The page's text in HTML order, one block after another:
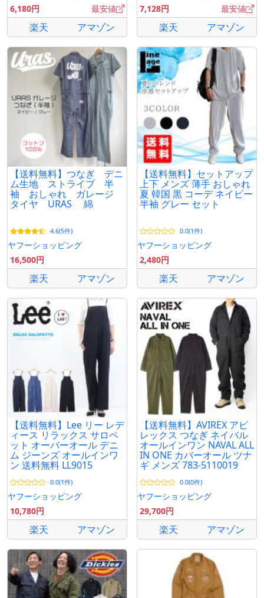
6,180円
最安値
楽天 アマゾン
7,128円
最安値
楽天 アマゾン
【送料無料】つなぎ デニ
ム生地 ストライプ 半
袖 おしゃれ ガレージ
タイヤ URAS 綿
4.6(5件)
ヤフーショッピング
16,500円
楽天 アマゾン
【送料無料】セットアップ
上下 メンズ 薄手 おしゃれ
夏 韓国 黒 コーデ ネイビー
半袖 グレー セット
0.0(1件)
ヤフーショッピング
2,480円
楽天 アマゾン
【送料無料】Lee リー レデ
ィース リラックス サロペ
ット オーバーオール デニ
ム ジーンズ オールインワ
ン 送料無料 LL9015
0.0(1件)
ヤフーショッピング
10,780円
楽天 アマゾン
【送料無料】AVIREX アビ
レックス つなぎ ネイバル
オールインワン NAVAL ALL
IN ONE カバーオール ツナ
ギ メンズ 783-5110019
0.0(0件)
ヤフーショッピング
29,700円
楽天 アマゾン